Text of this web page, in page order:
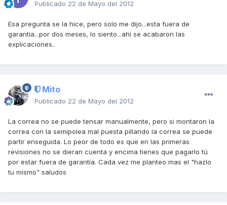
Publicado 22 de Mayo del 2012
Esa pregunta se la hice, pero solo me dijo...esta fuera de
garantia...por dos meses, lo siento...ahi se acabaron las
explicaciones..
Mito
Publicado 22 de Mayo del 2012
La correa no se puede tensar manualmente, pero si montaron la
correa con la semipolea mal puesta pillando la correa se puede
partir enseguida. Lo peor de todo es que en las primeras
revisiones no se dieran cuenta y encima tienes que pagarlo tú
por estar fuera de garantía. Cada vez me planteo mas el "hazlo
tu mismo" saludos